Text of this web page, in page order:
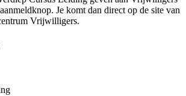
Je komt dan direct op de site van
Vrijwilligers.